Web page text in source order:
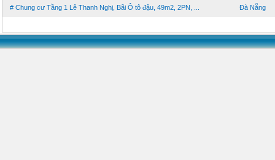
# Chung cư Tầng 1 Lê Thanh Nghị, Bãi Ô tô đậu, 49m2, 2PN, ... Đà Nẵng